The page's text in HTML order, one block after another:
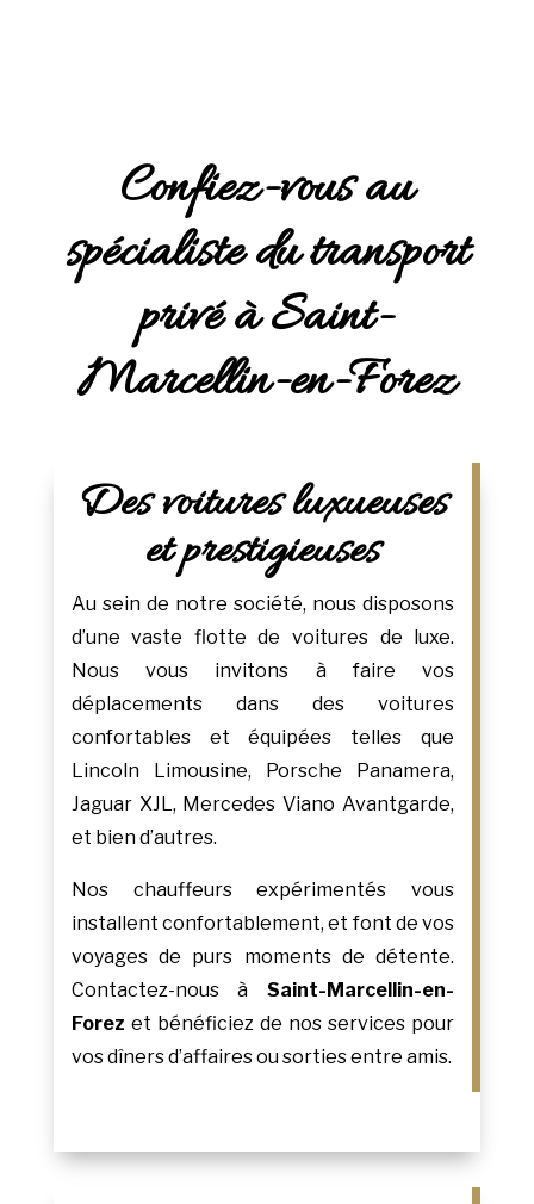
Confiez-vous au
spécialiste du transport
privé à Saint-
Marcellin-en-Forez
Des voitures luxueuses
et prestigieuses
Au sein de notre société, nous disposons
d’une vaste flotte de voitures de luxe.
Nous vous invitons à faire vos
déplacements dans des voitures
confortables et équipées telles que
Lincoln Limousine, Porsche Panamera,
Jaguar XJL, Mercedes Viano Avantgarde,
et bien d’autres.
Nos chauffeurs expérimentés vous
installent confortablement, et font de vos
voyages de purs moments de détente.
Contactez-nous àSaint-Marcellin-en-
Forez et bénéficiez de nos services pour
vos dîners d’affaires ou sorties entre amis.